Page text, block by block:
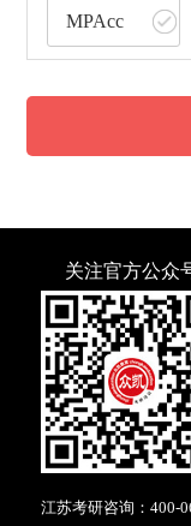
MPAcc
关注官方公众
江苏考研咨询： 400-